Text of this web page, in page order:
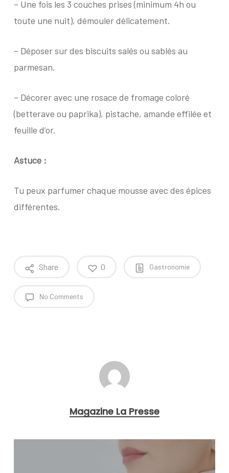
– Une fois les 3 couches prises (minimum 4h ou
toute une nuit), démouler délicatement.
– Déposer sur des biscuits salés ou sablés au
parmesan.
– Décorer avec une rosace de fromage coloré
(betterave ou paprika), pistache, amande effilée et
feuille d’or.
Astuce :
Tu peux parfumer chaque mousse avec des épices
différentes.
Share 0 Gastronomie
No Comments
Magazine La Presse